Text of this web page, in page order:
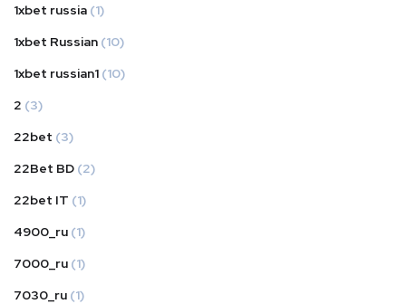
1xbet russia (1)
1xbet Russian (10)
1xbet russian1 (10)
2 (3)
22bet (3)
22Bet BD (2)
22bet IT (1)
4900_ru (1)
7000_ru (1)
7030_ru (1)